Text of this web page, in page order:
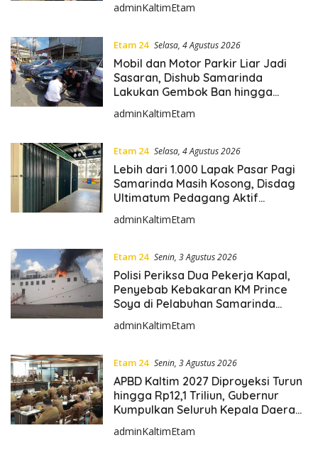
adminKaltimEtam
Etam 24 Selasa, 4 Agustus 2026
Mobil dan Motor Parkir Liar Jadi
Sasaran, Dishub Samarinda
Lakukan Gembok Ban hingga
adminKaltimEtam
Etam 24 Selasa, 4 Agustus 2026
Lebih dari 1.000 Lapak Pasar Pagi
Samarinda Masih Kosong, Disdag
Ultimatum Pedagang Aktif
adminKaltimEtam
Etam 24 Senin, 3 Agustus 2026
Polisi Periksa Dua Pekerja Kapal,
Penyebab Kebakaran KM Prince
Soya di Pelabuhan Samarinda
adminKaltimEtam
Etam 24 Senin, 3 Agustus 2026
APBD Kaltim 2027 Diproyeksi Turun
hingga Rp12,1 Triliun, Gubernur
Kumpulkan Seluruh Kepala Daerah
adminKaltimEtam